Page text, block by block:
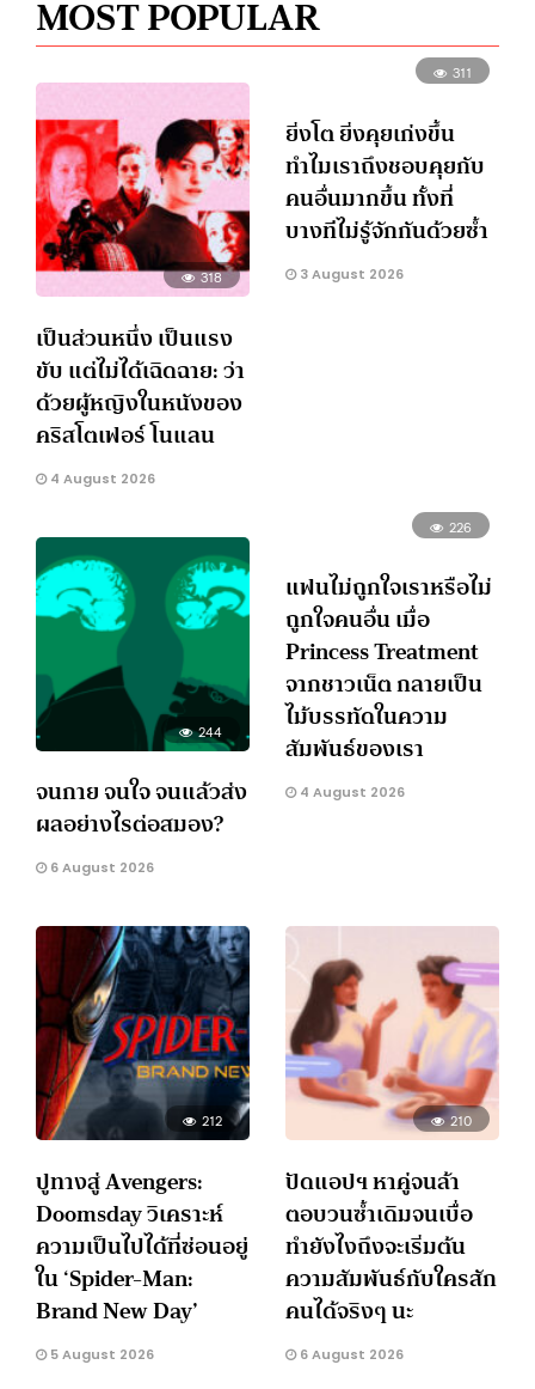
MOST POPULAR
318
เป็นส่วนหนึ่ง เป็นแรง
ขับ แต่ไม่ได้เฉิดฉาย: ว่า
ด้วยผู้หญิงในหนังของ
คริสโตเฟอร์ โนแลน
4 August 2026
311
ยิ่งโต ยิ่งคุยเก่งขึ้น
ทำไมเราถึงชอบคุยกับ
คนอื่นมากขึ้น ทั้งที่
บางทีไม่รู้จักกันด้วยซ้ำ
3 August 2026
244
จนกาย จนใจ จนแล้วส่ง
ผลอย่างไรต่อสมอง?
6 August 2026
226
แฟนไม่ถูกใจเราหรือไม่
ถูกใจคนอื่น เมื่อ
Princess Treatment
จากชาวเน็ต กลายเป็น
ไม้บรรทัดในความ
สัมพันธ์ของเรา
4 August 2026
212
ปูทางสู่ Avengers:
Doomsday วิเคราะห์
ความเป็นไปได้ที่ซ่อนอยู่
ใน ‘Spider-Man:
Brand New Day’
5 August 2026
210
ปัดแอปฯ หาคู่จนล้า
ตอบวนซ้ำเดิมจนเบื่อ
ทำยังไงถึงจะเริ่มต้น
ความสัมพันธ์กับใครสัก
คนได้จริงๆ นะ
6 August 2026